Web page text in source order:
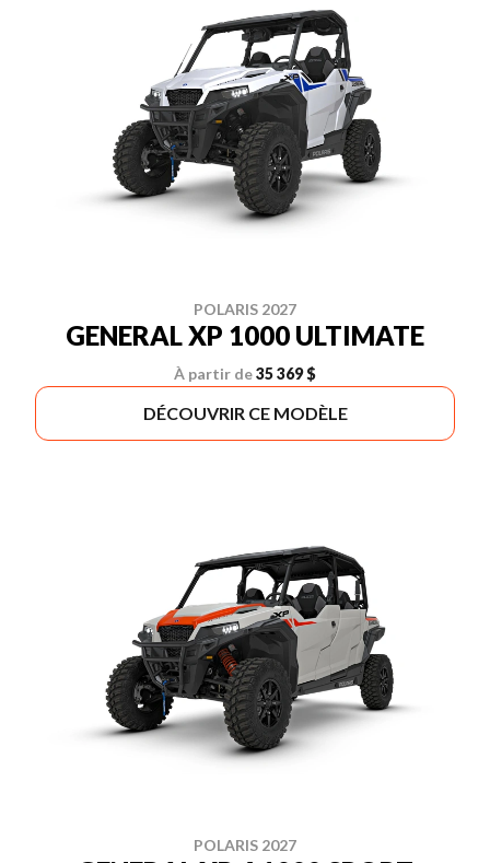
POLARIS 2027
GENERAL XP 1000 ULTIMATE
À partir de35 369 $
DÉCOUVRIR CE MODÈLE
POLARIS 2027